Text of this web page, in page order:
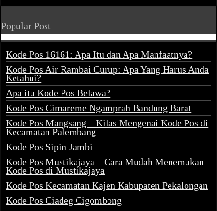
Popular Post
Kode Pos 16161: Apa Itu dan Apa Manfaatnya?
Kode Pos Air Rambai Curup: Apa Yang Harus Anda
Ketahui?
Apa itu Kode Pos Belawa?
Kode Pos Cimareme Ngamprah Bandung Barat
Kode Pos Mangsang – Kilas Mengenai Kode Pos di
Kecamatan Palembang
Kode Pos Sipin Jambi
Kode Pos Mustikajaya – Cara Mudah Menemukan
Kode Pos di Mustikajaya
Kode Pos Kecamatan Kajen Kabupaten Pekalongan
Kode Pos Ciadeg Cigombong